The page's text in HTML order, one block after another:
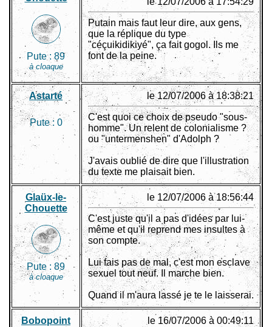
Pute :89
à cloaque
Putain mais faut leur dire, aux gens,
que la réplique du type
"céçuikidikiyé", ça fait gogol. Ils me
font de la peine.
Astarté
Pute : 0
le 12/07/2006 à 18:38:21
C'est quoi ce choix de pseudo "sous-
homme". Un relent de colonialisme ?
ou "untermenshen" d'Adolph ?
J'avais oublié de dire que l'illustration
du texte me plaisait bien.
Glaüx-le-
Chouette
Pute : 89
à cloaque
le 12/07/2006 à 18:56:44
C'est juste qu'il a pas d'idées par lui-
même et qu'il reprend mes insultes à
son compte.
Lui fais pas de mal, c'est mon esclave
sexuel tout neuf. Il marche bien.
Quand il m'aura lassé je te le laisserai.
Bobopoint le 16/07/2006 à 00:49:11